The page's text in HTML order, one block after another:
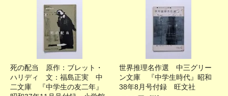
死の配当 原作：ブレット・
ハリディ 文：福島正実 中
二文庫 『中学生の友二年』
世界推理名作選 中三グリー
ン文庫 『中学生時代』昭和
38年8月号付録 旺文社